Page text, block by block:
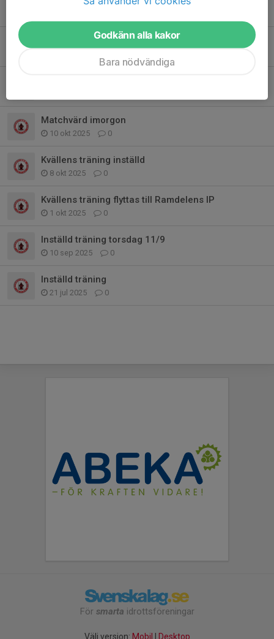
Inställd träning ikväll
Matchvärd imorgon
10 okt 2025 0
Kvällens träning inställd
8 okt 2025 0
Kvällens träning flyttas till Ramdelens IP
1 okt 2025 0
Inställd träning torsdag 11/9
10 sep 2025 0
Inställd träning
21 jul 2025 0
För smarta idrottsföreningar
Välj version: Mobil Desktop
Godkänn alla kakor
Bara nödvändiga